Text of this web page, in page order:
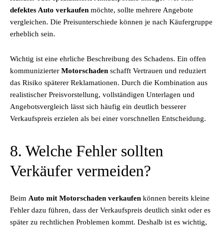
defektes Auto verkaufen möchte, sollte mehrere Angebote
vergleichen. Die Preisunterschiede können je nach Käufergruppe
erheblich sein.
Wichtig ist eine ehrliche Beschreibung des Schadens. Ein offen
kommunizierter Motorschaden schafft Vertrauen und reduziert
das Risiko späterer Reklamationen. Durch die Kombination aus
realistischer Preisvorstellung, vollständigen Unterlagen und
Angebotsvergleich lässt sich häufig ein deutlich besserer
Verkaufspreis erzielen als bei einer vorschnellen Entscheidung.
8. Welche Fehler sollten
Verkäufer vermeiden?
Beim Auto mit Motorschaden verkaufen können bereits kleine
Fehler dazu führen, dass der Verkaufspreis deutlich sinkt oder es
später zu rechtlichen Problemen kommt. Deshalb ist es wichtig,